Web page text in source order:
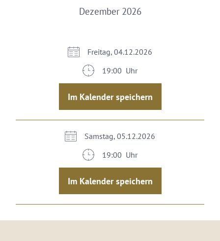
Dezember 2026
Freitag, 04.12.2026
19:00 Uhr
Im Kalender speichern
Samstag, 05.12.2026
19:00 Uhr
Im Kalender speichern